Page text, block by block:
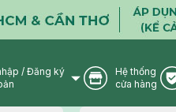
User Icon
/ Đăng ký
Store Icon
Hệ thống
cửa hàng